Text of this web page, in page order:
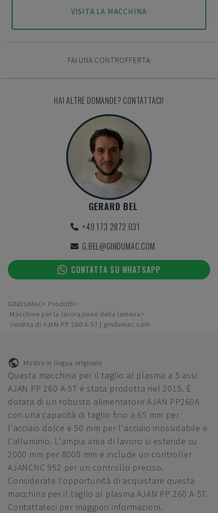
VISITA LA MACCHINA
FAI UNA CONTROFFERTA
HAI ALTRE DOMANDE? CONTATTACI!
GERARD BEL
+49 173 2872 031
G.BEL@GINDUMAC.COM
CONTATTA SU WHATSAPP
GINDUMAC
Prodotti
Macchine per la lavorazione della lamiera
Vendita di AJAN PP 260 A-5T | gindumac.com
Mostra in lingua originale
Questa macchina per il taglio al plasma a 5 assi
AJAN PP 260 A-5T è stata prodotta nel 2015. È
dotata di un robusto alimentatore AJAN PP260A
con una capacità di taglio fino a 65 mm per
l'acciaio dolce e 50 mm per l'acciaio inossidabile e
l'alluminio. L'ampia area di lavoro si estende su
2000 mm per 8000 mm e include un controller
AJANCNC 952 per un controllo preciso.
Considerate l'opportunità di acquistare questa
macchina per il taglio al plasma AJAN PP 260 A-5T.
Contattateci per maggiori informazioni.